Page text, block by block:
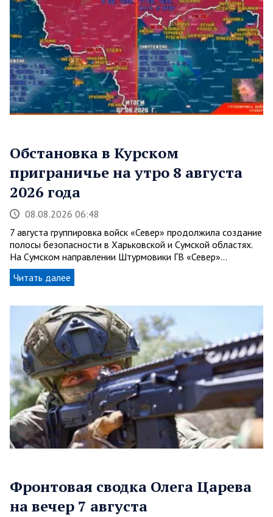
Обстановка в Курском
приграничье на утро 8 августа
2026 года
08.08.2026 06:48
7 августа группировка войск «Север» продолжила создание
полосы безопасности в Харьковской и Сумской областях.
На Сумском направлении Штурмовики ГВ «Север»…
Читать далее
Фронтовая сводка Олега Царева
на вечер 7 августа